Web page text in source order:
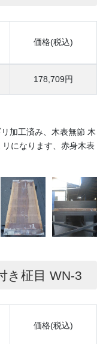
価格(税込)
178,709円
加工済み、木表無節 木
になります、赤身木表
き柾目 WN-3
価格(税込)